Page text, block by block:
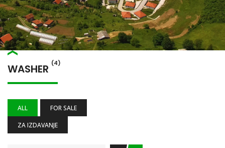
WASHER (4)
ALL
FOR SALE
ZA IZDAVANJE